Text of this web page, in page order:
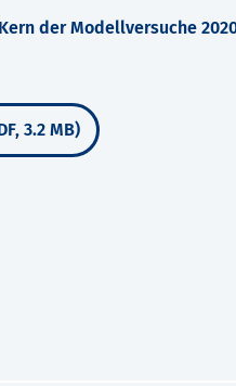
der Modellversuche
3.2 MB)